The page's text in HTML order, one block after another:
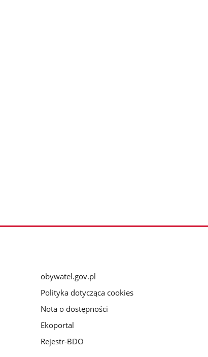
obywatel.gov.pl
Polityka dotycząca cookies
Nota o dostępności
Ekoportal
Rejestr-BDO